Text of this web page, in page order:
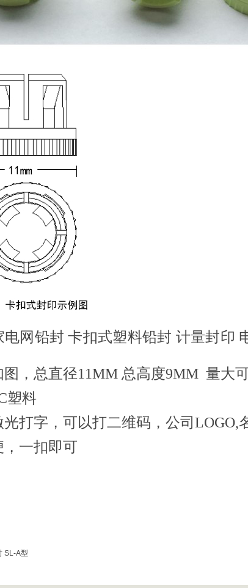
电网铅封 卡扣式塑料铅封 计量封印
图，总直径11MM 总高度9MM 量大
塑料
打字，可以打二维码，公司LOGO,
一扣即可
SL-A型